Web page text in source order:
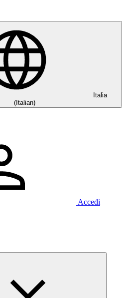
Italia
(Italian)
Accedi